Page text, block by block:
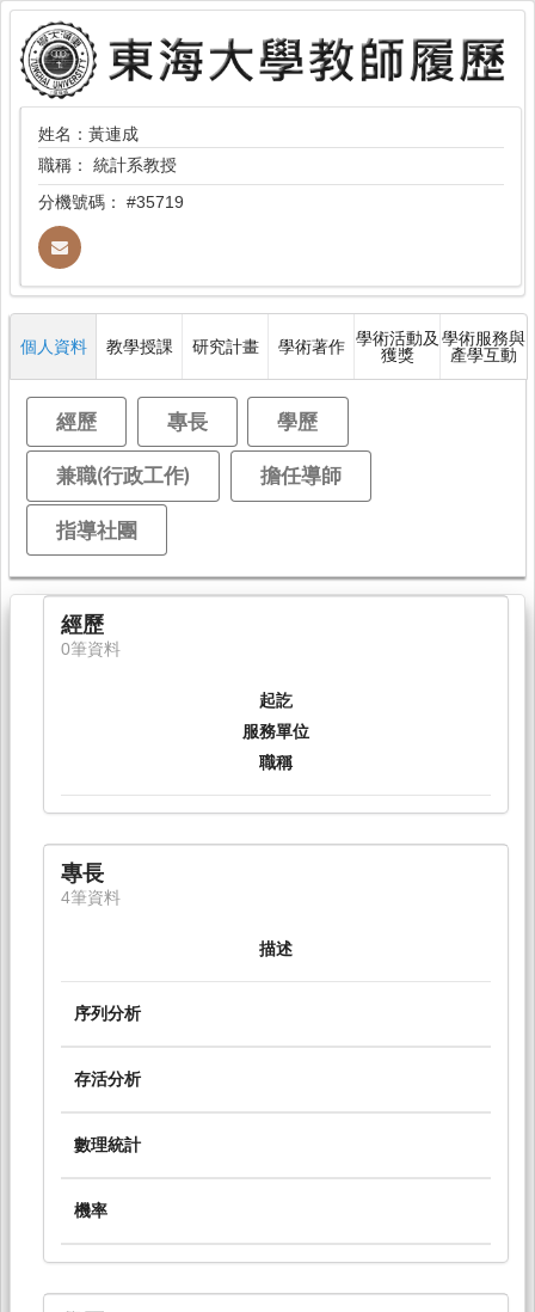
姓名：黃連成
職稱： 統計系教授
分機號碼： #35719
個人資料 教學授課 研究計畫 學術著作 學術活動及
獲獎
學術服務與
產學互動
經歷 專長 學歷
兼職(行政工作) 擔任導師
指導社團
經歷
0筆資料
起訖
服務單位
職稱
專長
4筆資料
描述
序列分析
存活分析
數理統計
機率